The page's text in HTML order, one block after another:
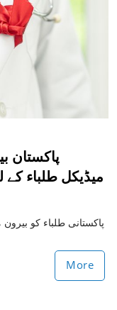
پاکستان
میڈیکل طلباء
پاکستانی طلباء کو
More